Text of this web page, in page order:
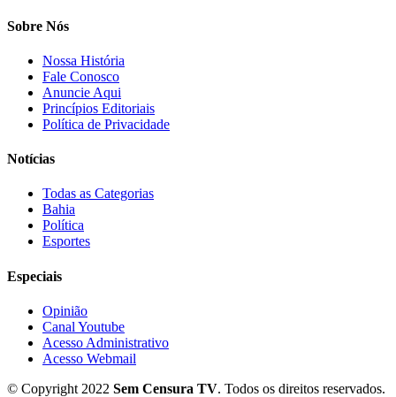
Sobre Nós
Nossa História
Fale Conosco
Anuncie Aqui
Princípios Editoriais
Política de Privacidade
Notícias
Todas as Categorias
Bahia
Política
Esportes
Especiais
Opinião
Canal Youtube
Acesso Administrativo
Acesso Webmail
© Copyright 2022 Sem Censura TV. Todos os direitos reservados.